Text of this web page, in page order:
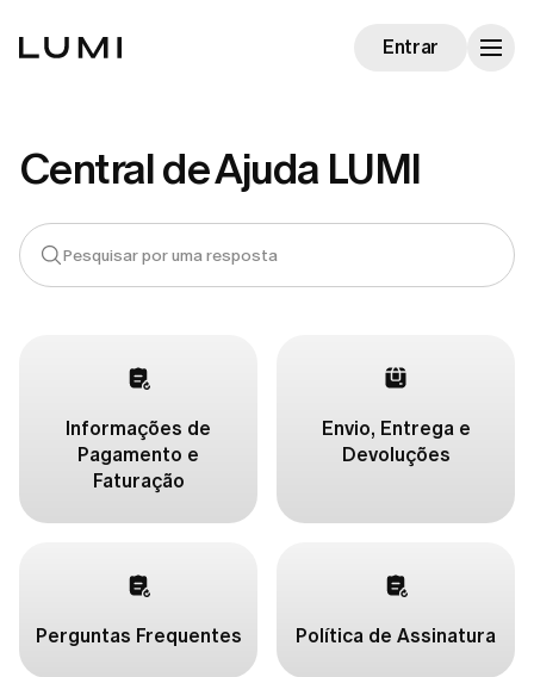
Entrar
Central de Ajuda LUMI
Informações de
Pagamento e
Faturação
Envio, Entrega e
Devoluções
Perguntas Frequentes Política de Assinatura